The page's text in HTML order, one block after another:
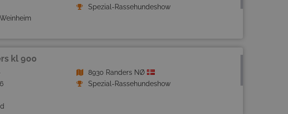
Spezial-Rassehundeshow
kl 900
8930 Randers NØ
Spezial-Rassehundeshow